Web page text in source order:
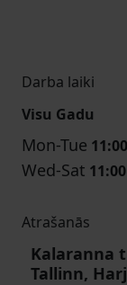
Darba laiki
Visu Gadu
Mon-Tue
Wed-Sat
Atrašanās
Kalaranna
Tallinn,